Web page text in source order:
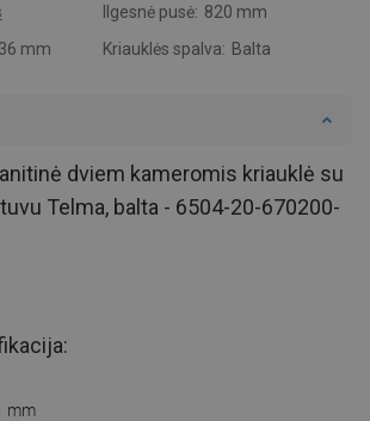
Ilgesnė pusė: 820 mm
mm Kriauklės spalva: Balta
dviem kameromis kriauklė su
Telma, balta - 6504-20-670200-
mm